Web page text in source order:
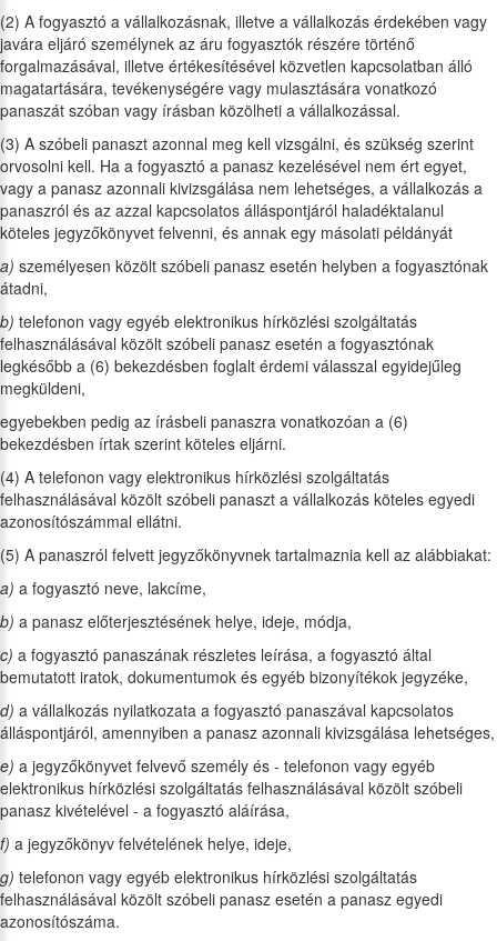
(2) A fogyasztó a vállalkozásnak, illetve a vállalkozás érdekében vagy
javára eljáró személynek az áru fogyasztók részére történő
forgalmazásával, illetve értékesítésével közvetlen kapcsolatban álló
magatartására, tevékenységére vagy mulasztására vonatkozó
panaszát szóban vagy írásban közölheti a vállalkozással.
(3) A szóbeli panaszt azonnal meg kell vizsgálni, és szükség szerint
orvosolni kell. Ha a fogyasztó a panasz kezelésével nem ért egyet,
vagy a panasz azonnali kivizsgálása nem lehetséges, a vállalkozás a
panaszról és az azzal kapcsolatos álláspontjáról haladéktalanul
köteles jegyzőkönyvet felvenni, és annak egy másolati példányát
a) személyesen közölt szóbeli panasz esetén helyben a fogyasztónak
átadni,
b) telefonon vagy egyéb elektronikus hírközlési szolgáltatás
felhasználásával közölt szóbeli panasz esetén a fogyasztónak
legkésőbb a (6) bekezdésben foglalt érdemi válasszal egyidejűleg
megküldeni,
egyebekben pedig az írásbeli panaszra vonatkozóan a (6)
bekezdésben írtak szerint köteles eljárni.
(4) A telefonon vagy elektronikus hírközlési szolgáltatás
felhasználásával közölt szóbeli panaszt a vállalkozás köteles egyedi
azonosítószámmal ellátni.
(5) A panaszról felvett jegyzőkönyvnek tartalmaznia kell az alábbiakat:
a) a fogyasztó neve, lakcíme,
b) a panasz előterjesztésének helye, ideje, módja,
c) a fogyasztó panaszának részletes leírása, a fogyasztó által
bemutatott iratok, dokumentumok és egyéb bizonyítékok jegyzéke,
d) a vállalkozás nyilatkozata a fogyasztó panaszával kapcsolatos
álláspontjáról, amennyiben a panasz azonnali kivizsgálása lehetséges,
e) a jegyzőkönyvet felvevő személy és - telefonon vagy egyéb
elektronikus hírközlési szolgáltatás felhasználásával közölt szóbeli
panasz kivételével - a fogyasztó aláírása,
f) a jegyzőkönyv felvételének helye, ideje,
g) telefonon vagy egyéb elektronikus hírközlési szolgáltatás
felhasználásával közölt szóbeli panasz esetén a panasz egyedi
azonosítószáma.